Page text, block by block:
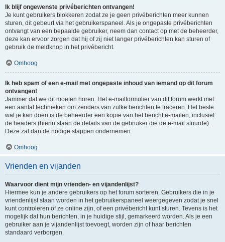
Ik blijf ongewenste privéberichten ontvangen!
Je kunt gebruikers blokkeren zodat ze je geen privéberichten meer kunnen
sturen, dit gebeurt via het gebruikerspaneel. Als je ongepaste privéberichten
ontvangt van een bepaalde gebruiker, neem dan contact op met de beheerder,
deze kan ervoor zorgen dat hij of zij niet langer privéberichten kan sturen of
gebruik de meldknop in het privébericht.
Omhoog
Ik heb spam of een e-mail met ongepaste inhoud van iemand op dit forum
ontvangen!
Jammer dat we dit moeten horen. Het e-mailformulier van dit forum werkt met
een aantal technieken om zenders van zulke berichten te traceren. Het beste
wat je kan doen is de beheerder een kopie van het bericht e-mailen, inclusief
de headers (hierin staan de details van de gebruiker die de e-mail stuurde).
Deze zal dan de nodige stappen ondernemen.
Omhoog
Vrienden en vijanden
Waarvoor dient mijn vrienden- en vijandenlijst?
Hiermee kun je andere gebruikers op het forum sorteren. Gebruikers die in je
vriendenlijst staan worden in het gebruikerspaneel weergegeven zodat je snel
kunt controleren of ze online zijn, of een privébericht kunt sturen. Tevens is het
mogelijk dat hun berichten, in je huidige stijl, gemarkeerd worden. Als je een
gebruiker aan je vijandenlijst toevoegt, worden zijn of haar berichten
standaard verborgen.